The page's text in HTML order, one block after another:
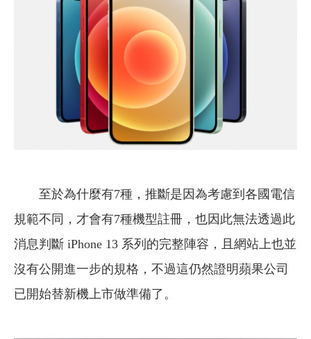
至於為什麼有7種，推斷是因為考慮到各國電信
規範不同，才會有7種機型註冊，也因此無法透過此
消息判斷 iPhone 13 系列的完整陣容，且網站上也並
沒有公開進一步的規格，不過這仍然證明蘋果公司
已開始替新機上市做準備了。